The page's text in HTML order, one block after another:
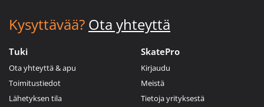
Kysyttävää? Ota yhteyttä
Tuki
Ota yhteyttä & apu
Toimitustiedot
Lähetyksen tila
SkatePro
Kirjaudu
Meistä
Tietoja yrityksestä